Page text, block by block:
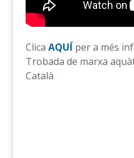
Clica AQUÍ per a més
Trobada de marxa
Català